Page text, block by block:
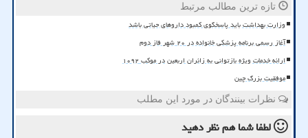
تازه ترین مطالب مرتبط
وزارت بهداشت باید پاسخگوی کمبود داروهای حیاتی باشد
آغاز رسمی برنامه پزشکی خانواده در ۲۰ شهر فاز دوم
ارائه خدمات ویژه بازتوانی به زائران اربعین در موکب ۱۰۹۲
موفقیت بزرگ چین
نظرات بینندگان در مورد این مطلب
لطفا شما همنظر دهید